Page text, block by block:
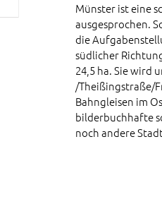
Münster ist eine
ausgesprochen.
die
südlicher
24,5 ha. Sie wird
/Theißingstraße/
Bahngleisen im
bilderbuchhafte
noch andere